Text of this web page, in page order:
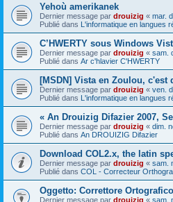
Yehoù amerikanek
Dernier message par drouizig « mar.
Publié dans L'informatique en langues
C’HWERTY sous Windows
Dernier message par drouizig « sam.
Publié dans Ar c'hlavier C'HWERTY
[MSDN] Vista en Zoulou, c'est
Dernier message par drouizig « ven.
Publié dans L'informatique en langues
« An Drouizig Difazier 2007,
Dernier message par drouizig « dim.
Publié dans An DROUIZIG Difazier
Download COL2.x, the latin
Dernier message par drouizig « sam.
Publié dans COL - Correcteur
Oggetto: Correttore
Dernier message par drouizig « sam.